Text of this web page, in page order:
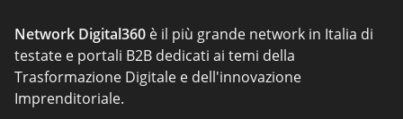
Network Digital360 è il più grande network in Italia di
testate e portali B2B dedicati ai temi della
Trasformazione Digitale e dell'innovazione
Imprenditoriale.